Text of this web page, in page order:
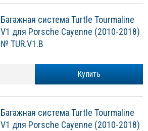
Багажная система Turtle Tourmaline
V1 для Porsche Cayenne (2010-2018)
№ TUR.V1.B
Купить
Багажная система Turtle Tourmaline
V1 для Porsche Cayenne (2010-2018)